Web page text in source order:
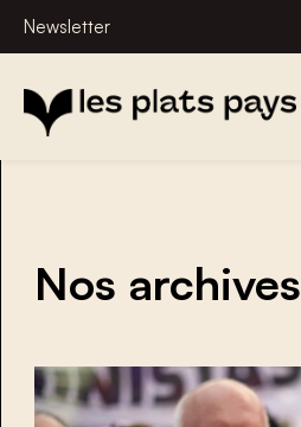
Newsletter
Nos archives